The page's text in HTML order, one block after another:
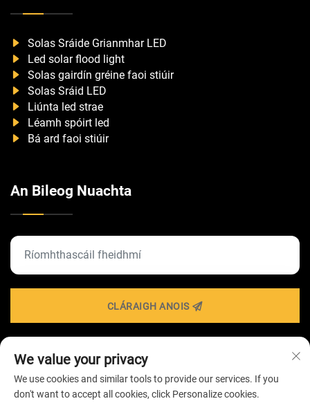
Solas Sráide Grianmhar LED
Led solar flood light
Solas gairdín gréine faoi stiúir
Solas Sráid LED
Liúnta led strae
Léamh spóirt led
Bá ard faoi stiúir
An Bileog Nuachta
CLÁRAIGH ANOIS
Iarratas Cóipcheart © 2026 ag Cuideachta
TEICNEOLAÍOCHTA SOILSIÚ ZHONGSHAN HAIROLUX -
We value your privacy
We use cookies and similar tools to provide our services. If you
don't want to accept all cookies, click Personalize cookies.